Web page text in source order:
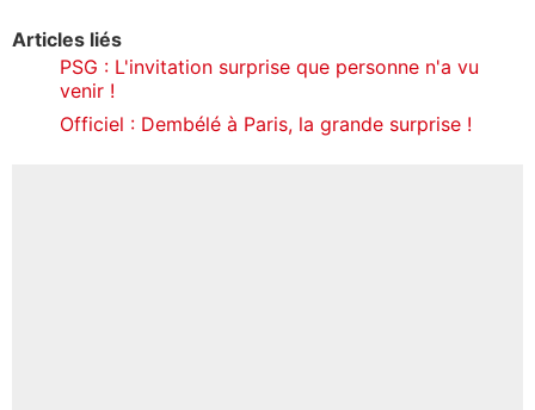
Articles liés
PSG : L'invitation surprise que personne n'a vu
venir !
Officiel : Dembélé à Paris, la grande surprise !